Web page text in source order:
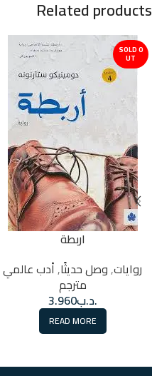
Related products
SOLD O
UT
اربطة
روايات,وصل حديثًا,أدب عالمي
مترجم
.د.ب3.960
READ MORE